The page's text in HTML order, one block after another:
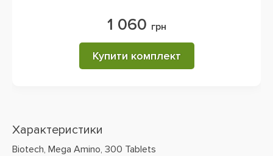
1 060 грн
Купити комплект
Характеристики
Biotech, Mega Amino, 300 Tablets